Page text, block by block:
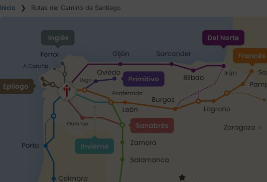
Inicio ❯ Rutas del Camino de Santiago